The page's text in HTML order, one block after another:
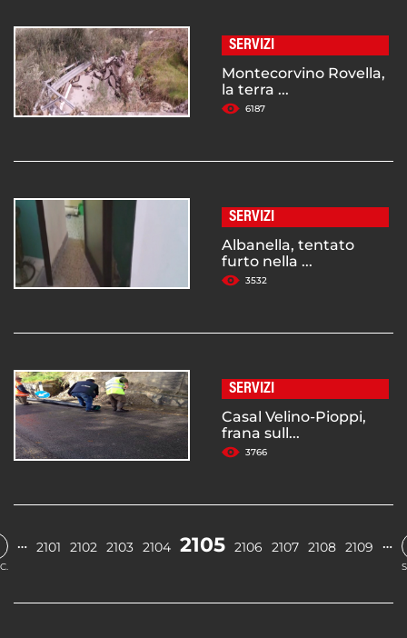
SERVIZI
Montecorvino Rovella,
la terra ...
6187
SERVIZI
Albanella, tentato
furto nella ...
3532
SERVIZI
Casal Velino-Pioppi,
frana sull...
3766
… 2101 2102 2103 2104 2105 2106 2107 2108 2109 …